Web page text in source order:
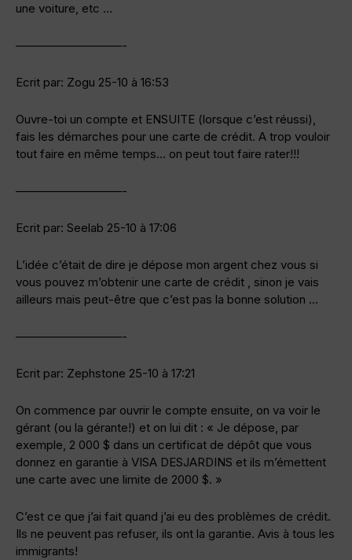
une voiture, etc …
—————————-
Ecrit par: Zogu 25-10 à 16:53
Ouvre-toi un compte et ENSUITE (lorsque c’est réussi),
fais les démarches pour une carte de crédit. A trop vouloir
tout faire en même temps… on peut tout faire rater!!!
—————————-
Ecrit par: Seelab 25-10 à 17:06
L’idée c’était de dire je dépose mon argent chez vous si
vous pouvez m’obtenir une carte de crédit , sinon je vais
ailleurs mais peut-être que c’est pas la bonne solution …
—————————-
Ecrit par: Zephstone 25-10 à 17:21
On commence par ouvrir le compte ensuite, on va voir le
gérant (ou la gérante!) et on lui dit : « Je dépose, par
exemple, 2 000 $ dans un certificat de dépôt que vous
donnez en garantie à VISA DESJARDINS et ils m’émettent
une carte avec une limite de 2000 $. »
C’est ce que j’ai fait quand j’ai eu des problèmes de crédit.
Ils ne peuvent pas refuser, ils ont la garantie. Avis à tous les
immigrants!